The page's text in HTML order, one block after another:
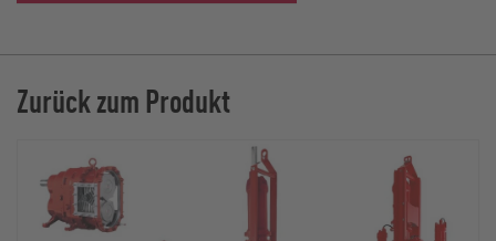
Zurück zum Produkt